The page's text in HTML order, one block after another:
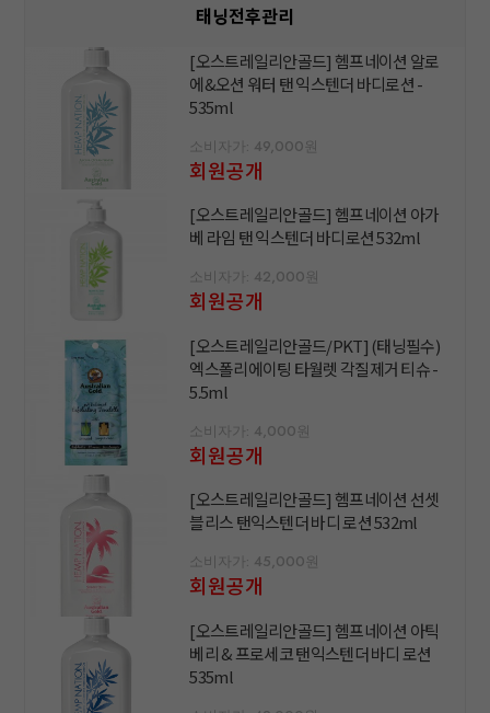
태닝전후관리
[오스트레일리안골드] 헴프네이션 알로
에&오션 워터 탠 익스텐더 바디로션 -
535ml
소비자가: 49,000원
회원공개
[오스트레일리안골드] 헴프네이션 아가
베 라임 탠 익스텐더 바디로션 532ml
소비자가: 42,000원
회원공개
[오스트레일리안골드/PKT] (태닝필수)
엑스폴리에이팅 타월렛 각질제거 티슈 -
5.5ml
소비자가: 4,000원
회원공개
[오스트레일리안골드] 헴프네이션 선셋
블리스 탠익스텐더 바디 로션 532ml
소비자가: 45,000원
회원공개
[오스트레일리안골드] 헴프네이션 아틱
베리 & 프로세코 탠익스텐더 바디 로션
535ml